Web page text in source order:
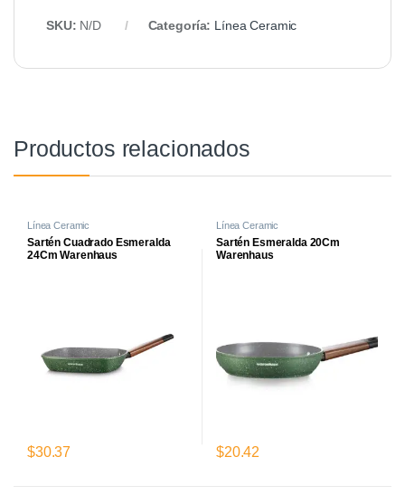
SKU: N/D Categoría: Línea Ceramic
Productos relacionados
Línea Ceramic
Sartén Cuadrado Esmeralda
24Cm Warenhaus
$30.37
Línea Ceramic
Sartén Esmeralda 20Cm
Warenhaus
$20.42